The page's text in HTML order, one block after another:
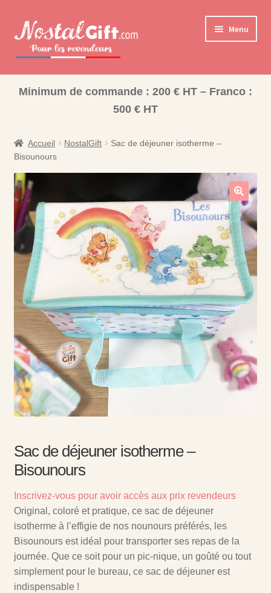
Aller
à
Aller
au
contenu
Menu
Ouvrir
Bisounours
Nos Collections
Minimum de commande : 200 € HT – Franco :
500 € HT
Accueil NostalGift
Sac de déjeuner isotherme –
Bisounours
Sac de déjeuner isotherme –
Bisounours
Inscrivez-vous pour avoir accès aux prix revendeurs
Original, coloré et pratique, ce sac de déjeuner
isotherme à l’effigie de nos nounours préférés, les
Bisounours est idéal pour transporter ses repas de la
journée. Que ce soit pour un pic-nique, un goûté ou tout
simplement pour le bureau, ce sac de déjeuner est
indispensable !